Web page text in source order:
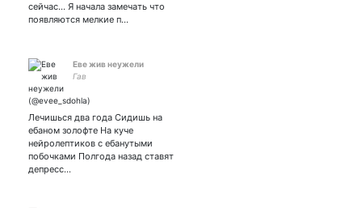
сейчас... Я начала замечать что
появляются мелкие п…
Еве жив неужели
Гав
Лечишься два года Сидишь на
ебаном золофте На куче
нейролептиков с ебанутыми
побочками Полгода назад ставят
депресс…